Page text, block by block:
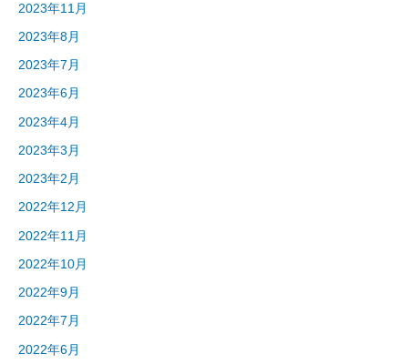
2023年11月
2023年8月
2023年7月
2023年6月
2023年4月
2023年3月
2023年2月
2022年12月
2022年11月
2022年10月
2022年9月
2022年7月
2022年6月